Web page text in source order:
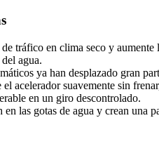
en clima seco y
agua.
ya han desplazado gran
acelerador suavemente sin
en un giro descontrolado.
las gotas de agua y crean